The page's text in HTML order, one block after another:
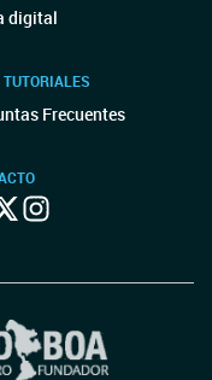
digital
TUTORIALES
Frecuentes